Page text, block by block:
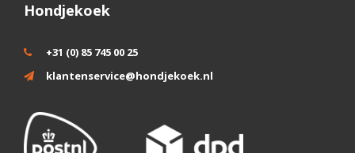
Hondjekoek
+31 (0) 85 745 00 25
klantenservice@hondjekoek.nl